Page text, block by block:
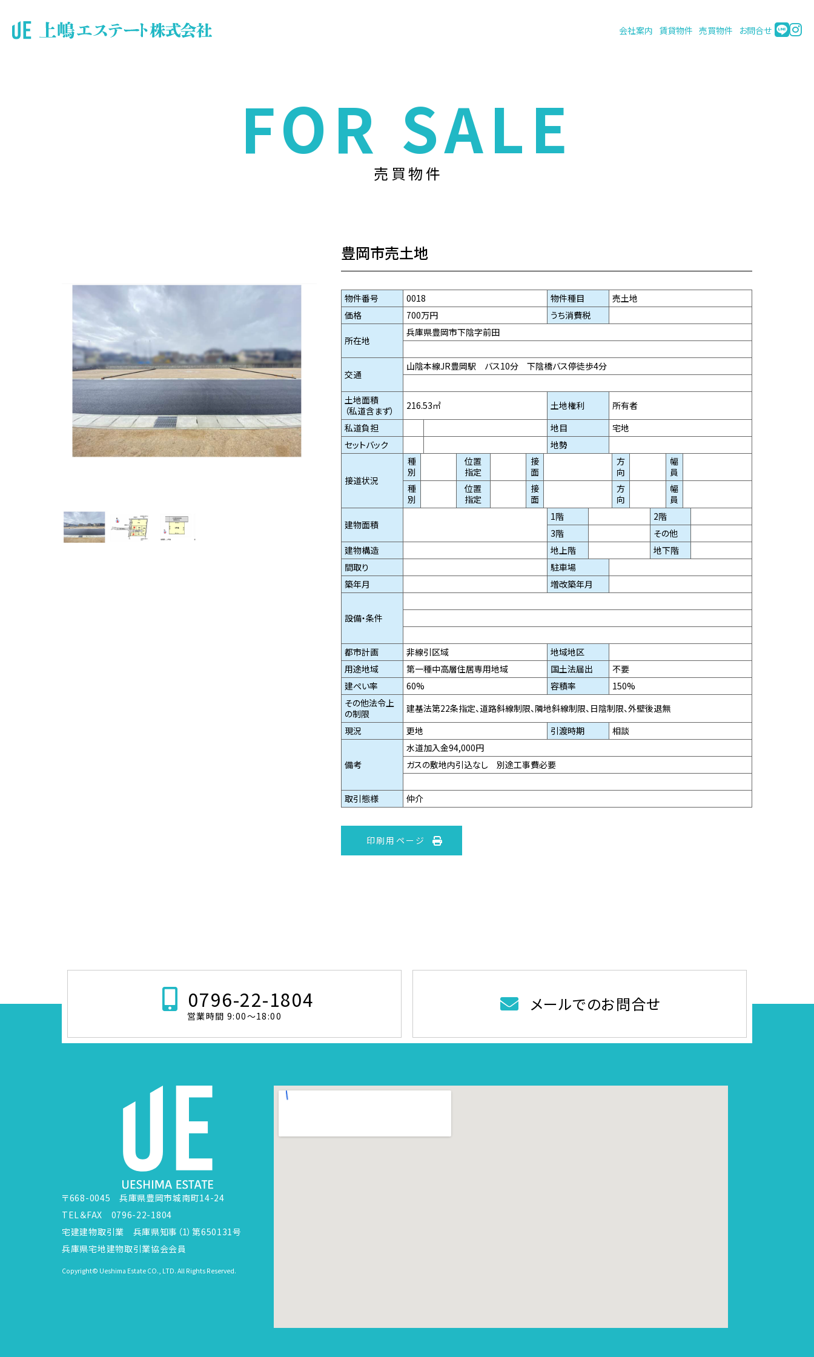
FOR SALE
売買物件
会社案内 賃貸物件 売買物件 お問合せ
豊岡市売土地
物件番号 0018 物件種目
売土地
価格
700万円 うち消費税
所在地
兵庫県豊岡市下陰字前田
交通
山陰本線JR豊岡駅 バス10分 下陰橋バス停徒歩4分
土地面積
（私道含まず）
216.53㎡ 土地権利
所有者
私道負担
地目
宅地
セットバック
地勢
接道状況
種
別
位置
指定
接
面
方
向
幅
員
種
別
位置
指定
接
面
方
向
幅
員
建物面積
1階
2階
3階
その他
建物構造
地上階
地下階
間取り
駐車場
築年月
増改築年月
設備・条件
都市計画 非線引区域
地域地区
用途地域
第一種中高層住居専用地域 国土法届出
不要
建ぺい率
60% 容積率
150%
その他法令上
の制限
建基法第22条指定、道路斜線制限、隣地斜線制限、日陰制限、外壁後退無
現況
更地 引渡時期 相談
備考
水道加入金94,000円
ガスの敷地内引込なし 別途工事費必要
取引態様 仲介
印刷用ページ
0796-22-1804
営業時間 9:00～18:00
メールでのお問合せ
〒668-0045 兵庫県豊岡市城南町14-24
TEL＆FAX 0796-22-1804
宅建建物取引業 兵庫県知事（1）第650131号
兵庫県宅地建物取引業協会会員
Copyright© Ueshima Estate CO., LTD. All Rights Reserved.